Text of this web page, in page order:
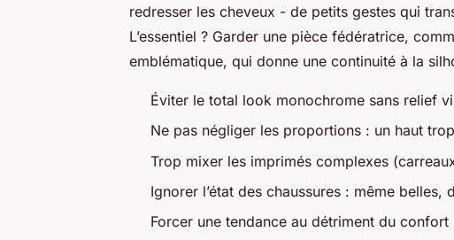
redresser les cheveux - de petits gestes qui
L’essentiel ? Garder une pièce fédératrice,
emblématique, qui donne une continuité à la
Éviter le total look monochrome sans relief
Ne pas négliger les proportions : un haut
Trop mixer les imprimés complexes
Ignorer l’état des chaussures : même belles,
Forcer une tendance au détriment du confort